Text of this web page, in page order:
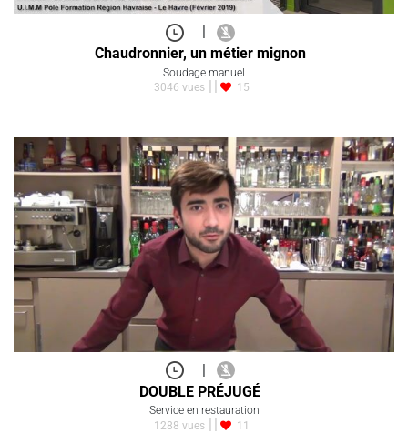
|
Chaudronnier, un métier mignon
Soudage manuel
3046 vues
15
|
DOUBLE PRÉJUGÉ
Service en restauration
1288 vues
11